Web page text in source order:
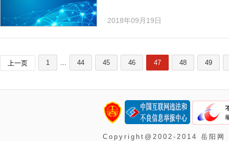
2018年09月19日
上一页 1 ... 44 45 46 47 48 49
Copyright@2002-2014 岳阳